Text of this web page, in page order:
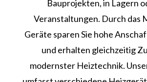
Bauprojekten, in Lagern
Veranstaltungen. Durch das
Geräte sparen Sie hohe
und erhalten gleichzeitig
modernster Heiztechnik.